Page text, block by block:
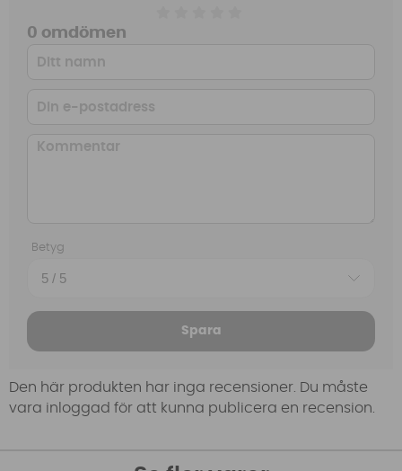
0 omdömen
Betyg
Spara
Den här produkten har inga recensioner. Du måste
vara inloggad för att kunna publicera en recension.